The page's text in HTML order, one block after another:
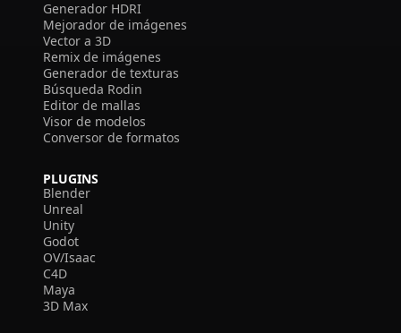
Generador HDRI
Mejorador de imágenes
Vector a 3D
Remix de imágenes
Generador de texturas
Búsqueda Rodin
Editor de mallas
Visor de modelos
Conversor de formatos
PLUGINS
Blender
Unreal
Unity
Godot
OV/Isaac
C4D
Maya
3D Max